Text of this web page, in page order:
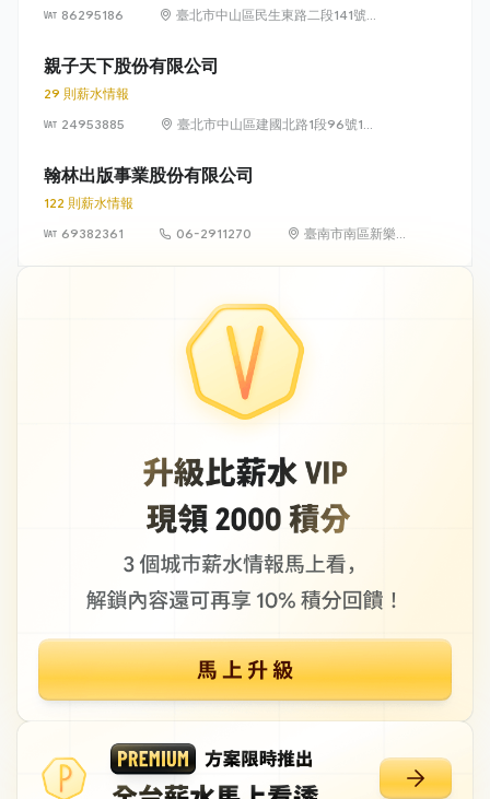
86295186
臺北市中山區民生東路二段141號
親子天下股份有限公司
29 則薪水情報
24953885
臺北市中山區建國北路1段96號11
翰林出版事業股份有限公司
122 則薪水情報
69382361
06-2911270
臺南市南區新樂路